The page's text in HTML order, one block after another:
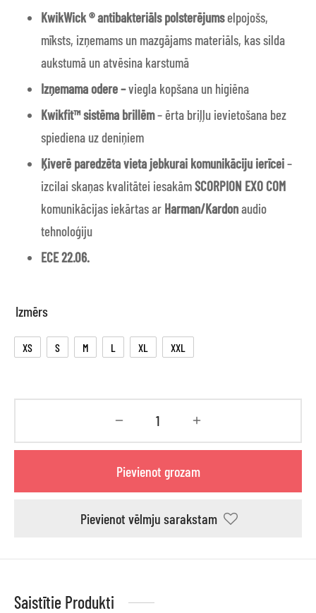
KwikWick ® antibakteriāls polsterējumselpojošs,
mīksts, izņemams un mazgājams materiāls, kas silda
aukstumā un atvēsina karstumā
Izņemama odere –viegla kopšana un higiēna
Kwikfit™ sistēma brillēm– ērta briļļu ievietošana bez
spiediena uz deniņiem
Ķiverē paredzēta vieta jebkurai komunikāciju ierīcei–
izcilai skaņas kvalitātei iesakāmSCORPION EXO COM
komunikācijas iekārtas ar Harman/Kardonaudio
tehnoloģiju
ECE 22.06.
Izmērs
XS S M L XL XXL
Pievienot grozam
Pievienot vēlmju sarakstam
Saistītie Produkti